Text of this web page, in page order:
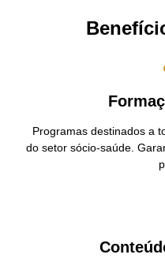
Programas destinados a
do setor sócio-saúde.